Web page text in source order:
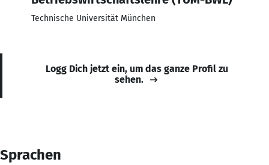
Technische Universität München
Logg Dich jetzt ein, um das ganze Profil zu
sehen.
Sprachen